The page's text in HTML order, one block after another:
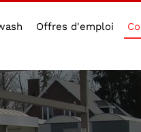
Offres d'emploi